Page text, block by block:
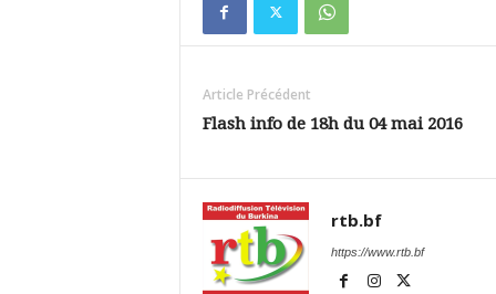
Article Précédent
Flash info de 18h du 04 mai 2016
rtb.bf
https://www.rtb.bf